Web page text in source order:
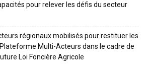
pour relever les défis du secteur
régionaux mobilisés pour restituer les
Multi-Acteurs dans le cadre de
Loi Foncière Agricole